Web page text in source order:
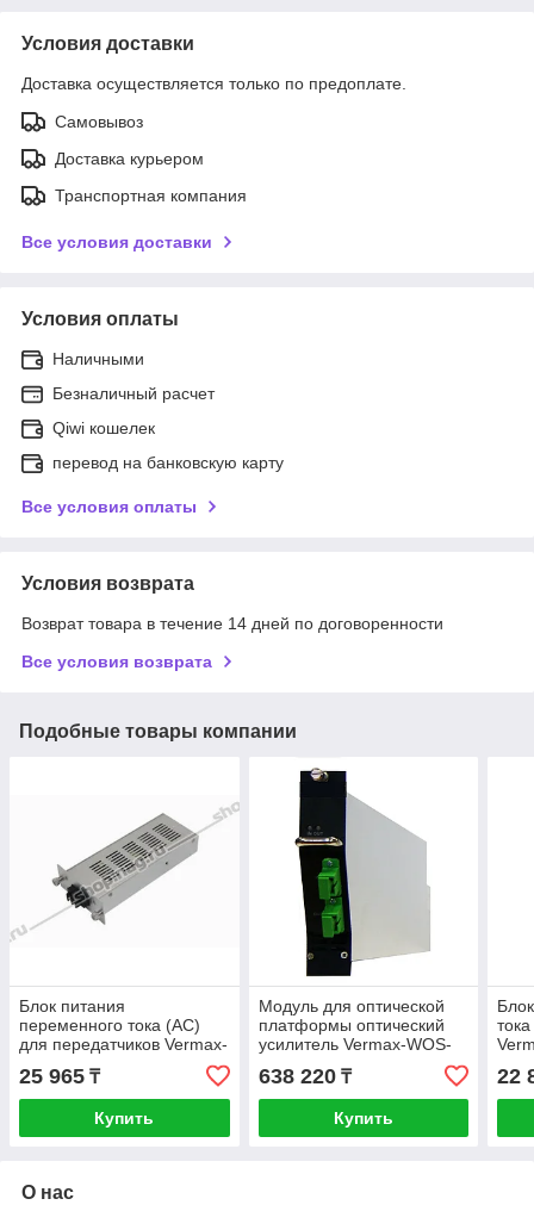
Условия доставки
Доставка осуществляется только по предоплате.
Самовывоз
Доставка курьером
Транспортная компания
Все условия доставки
Условия оплаты
Наличными
Безналичный расчет
Qiwi кошелек
перевод на банковскую карту
Все условия оплаты
Условия возврата
Возврат товара в течение 14 дней по договоренности
Все условия возврата
Подобные товары компании
Блок питания
переменного тока (AC)
для передатчиков Vermax-
HL-D1550/1310
25 965 ₸
Купить
Модуль для оптической
платформы оптический
усилитель Vermax-WOS-
638 220₸
Купить
22
О нас